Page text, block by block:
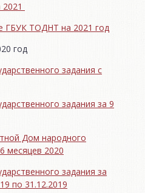
ГБУК ТОДНТ на 2021 год
год
задания с
задания за 9
Дом народного
месяцев 2020
задания за
по 31.12.2019